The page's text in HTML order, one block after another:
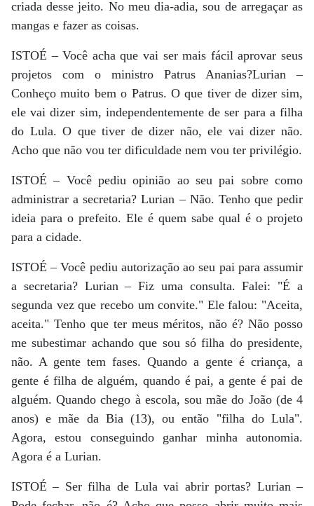
criada desse jeito. No meu dia-adia, sou de arregaçar as
mangas e fazer as coisas.
ISTOÉ – Você acha que vai ser mais fácil aprovar seus
projetos com o ministro Patrus Ananias?Lurian –
Conheço muito bem o Patrus. O que tiver de dizer sim,
ele vai dizer sim, independentemente de ser para a filha
do Lula. O que tiver de dizer não, ele vai dizer não.
Acho que não vou ter dificuldade nem vou ter privilégio.
ISTOÉ – Você pediu opinião ao seu pai sobre como
administrar a secretaria? Lurian – Não. Tenho que pedir
ideia para o prefeito. Ele é quem sabe qual é o projeto
para a cidade.
ISTOÉ – Você pediu autorização ao seu pai para assumir
a secretaria? Lurian – Fiz uma consulta. Falei: "É a
segunda vez que recebo um convite." Ele falou: "Aceita,
aceita." Tenho que ter meus méritos, não é? Não posso
me subestimar achando que sou só filha do presidente,
não. A gente tem fases. Quando a gente é criança, a
gente é filha de alguém, quando é pai, a gente é pai de
alguém. Quando chego à escola, sou mãe do João (de 4
anos) e mãe da Bia (13), ou então "filha do Lula".
Agora, estou conseguindo ganhar minha autonomia.
Agora é a Lurian.
ISTOÉ – Ser filha de Lula vai abrir portas? Lurian –